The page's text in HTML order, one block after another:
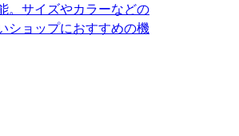
。サイズやカラーなどの
ショップにおすすめの機